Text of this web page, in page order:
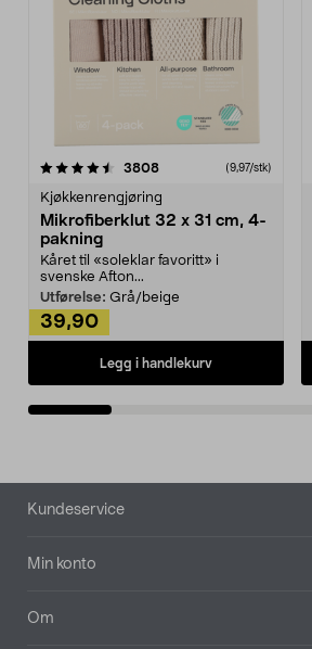
3808anmeldelser(9,97/stk)
Kjøkkenrengjøring
Mikrofiberklut 32 x 31 cm, 4-
pakning
Kåret til «soleklar favoritt» i
svenske Afton...
Utførelse: Grå/beige
39,90
Legg i handlekurv
4.5av 5 stjerner
Bunntekst
Kundeservice
Min konto
Om